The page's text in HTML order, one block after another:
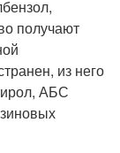
получают
из него
АБС